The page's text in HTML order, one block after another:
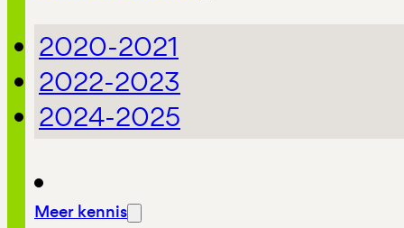
2020-2021
2022-2023
2024-2025
Meer kennis